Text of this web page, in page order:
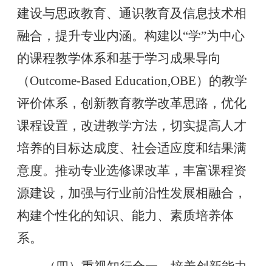
建设与思政教育、通识教育及信息技术相
融合，提升专业内涵。构建以“学”为中心
的课程教学体系和基于学习成果导向
（Outcome-Based Education,OBE）的教学
评价体系，创新教育教学改革思路，优化
课程设置，改进教学方法，切实提高人才
培养的目标达成度、社会适应度和结果满
意度。推动专业选修课改革，丰富课程资
源建设，加强与行业前沿性发展相融合，
构建个性化的知识、能力、素质培养体
系。